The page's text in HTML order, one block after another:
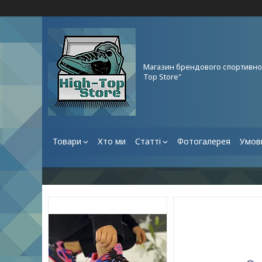
Магазин брендового
Top Store"
Товари Хто ми Статті Фотогалерея